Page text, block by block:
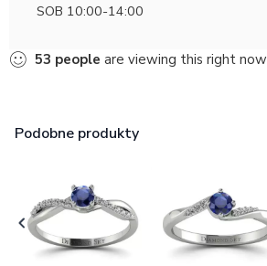
SOB 10:00-14:00
53 people are viewing this right now
Podobne produkty